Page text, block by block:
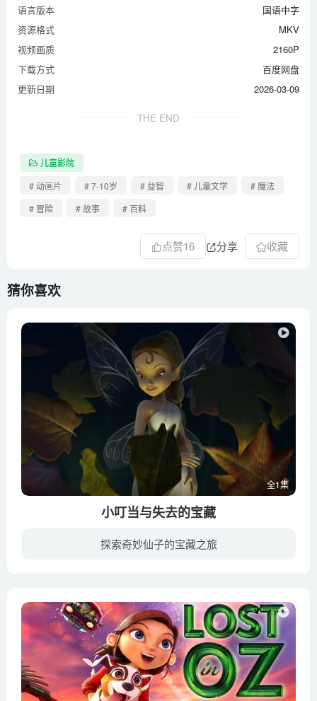
语言版本
国语中字
资源格式
MKV
视频画质
2160P
下载方式
百度网盘
更新日期
2026-03-09
THE END
儿童影院
# 动画片
# 7-10岁 # 益智 # 儿童文学
# 魔法
# 冒险
# 故事 # 百科
点赞16 分享 收藏
猜你喜欢
全1集
小叮当与失去的宝藏
探索奇妙仙子的宝藏之旅